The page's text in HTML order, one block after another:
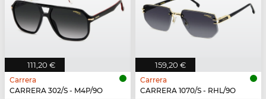
111,20 €
Carrera
CARRERA 302/S - M4P/9O
159,20 €
Carrera
CARRERA 1070/S - RHL/9O